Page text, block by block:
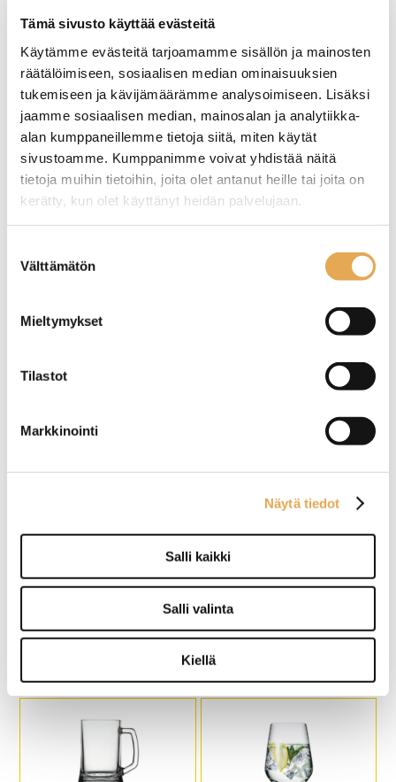
Tämä sivusto käyttää evästeitä
Käytämme evästeitä tarjoamamme sisällön ja mainosten
räätälöimiseen, sosiaalisen median ominaisuuksien
tukemiseen ja kävijämäärämme analysoimiseen. Lisäksi
jaamme sosiaalisen median, mainosalan ja analytiikka-
alan kumppaneillemme tietoja siitä, miten käytät
sivustoamme. Kumppanimme voivat yhdistää näitä
tietoja muihin tietoihin, joita olet antanut heille tai joita on
kerätty, kun olet käyttänyt heidän palvelujaan.
valinta
Välttämätön
Mieltymykset
Tilastot
Markkinointi
Näytä tiedot
Salli kaikki
Salli valinta
Kiellä
Muki 35 cl Rhea
Muki 35 cl Rhea
maasälpäposliinia
Muki kahvalla 32 cl
Muki kahvalla 32 cl
Kivitavaraa
Olutlasi Parma 45cl
Reunakarkaistu
Olutlasi Revival
Pinoutuva
Reunakarkaistu